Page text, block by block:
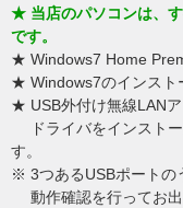
★ 当店のパソコンは、
です。
★ Windows7 Home
★ Windows7のインスト
★ USB外付け無線LANア
ドライバをインストー
す。
※ 3つあるUSBポートの
動作確認を行ってお出